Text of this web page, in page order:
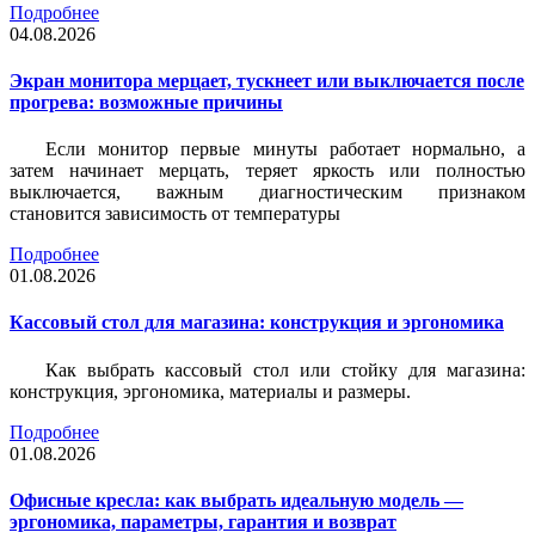
Подробнее
04.08.2026
Экран монитора мерцает, тускнеет или выключается после
прогрева: возможные причины
Если монитор первые минуты работает нормально, а
затем начинает мерцать, теряет яркость или полностью
выключается, важным диагностическим признаком
становится зависимость от температуры
Подробнее
01.08.2026
Кассовый стол для магазина: конструкция и эргономика
Как выбрать кассовый стол или стойку для магазина:
конструкция, эргономика, материалы и размеры.
Подробнее
01.08.2026
Офисные кресла: как выбрать идеальную модель —
эргономика, параметры, гарантия и возврат